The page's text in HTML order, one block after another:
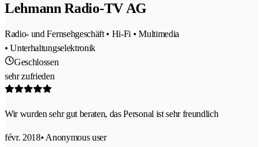
Lehmann Radio-TV AG
Radio- und Fernsehgeschäft • Hi-Fi • Multimedia
• Unterhaltungselektronik
Geschlossen
sehr zufrieden
Wir wurden sehr gut beraten, das Personal ist sehr freundlich
févr. 2018• Anonymous user